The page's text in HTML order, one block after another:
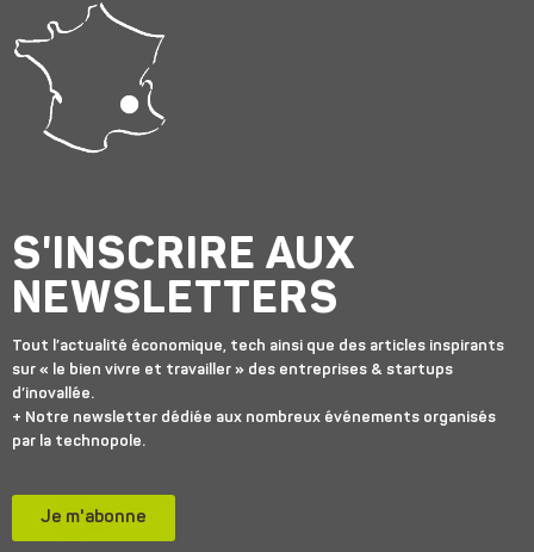
S'INSCRIRE AUX
NEWSLETTERS
Tout l’actualité économique, tech ainsi que des articles inspirants
sur « le bien vivre et travailler » des entreprises & startups
d’inovallée.
+ Notre newsletter dédiée aux nombreux événements organisés
par la technopole.
Je m'abonne